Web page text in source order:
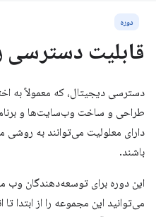
دوره
قابلیت دسترسی
طراحی و ساخت وب‌سایت‌ها و
دارای معلولیت می‌توانند به روشی
باشند.
این دوره برای توسعه‌دهندگان
می‌توانید این مجموعه را از ابتدا تا